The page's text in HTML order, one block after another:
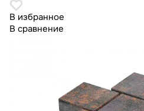
В избранное
В сравнение